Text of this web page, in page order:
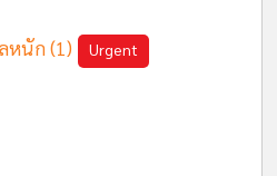
หนัก(1) Urgent